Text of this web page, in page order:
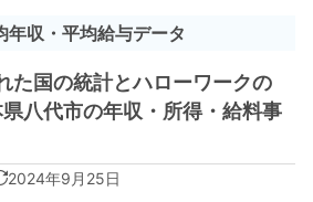
年収・平均給与データ
た国の統計とハローワークの
八代市の年収・所得・給料事
2024年9月25日